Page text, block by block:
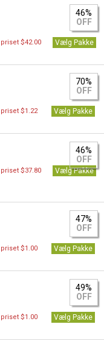
46%
OFF
$42.00 Vælg Pakke
70%
OFF
$1.22 Vælg Pakke
46%
OFF
$37.80 Vælg Pakke
47%
OFF
$1.00 Vælg Pakke
49%
OFF
$1.00 Vælg Pakke